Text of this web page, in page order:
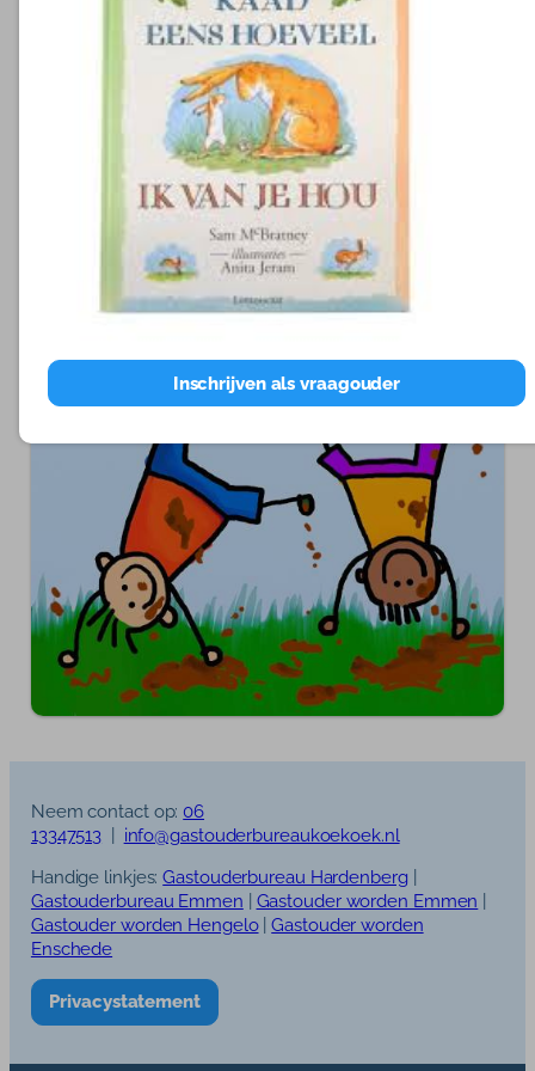
Geef elkaar een modderbad.
Ga tekenen in een bak met modder. Maak samen
modder op een tafel en ga daar in tekenen.
BELANGRIJKSTE: WORD EENS LEKKER VIES
SAMEN EN HEB PLEZIER!
Daarnaast worden er ook vele activiteiten georganiseerd.
www.ivn.nl/modderdagvoor meer
informatie en ga genieten!
Neem contact op:06
13347513
info@gastouderbureaukoekoek.nl
Handige linkjes:Gastouderbureau Hardenberg|
Gastouderbureau Emmen
Gastouder worden Emmen
Gastouder worden Hengelo|Gastouder worden
Enschede
Privacystatement
Inschrijven als vraagouder